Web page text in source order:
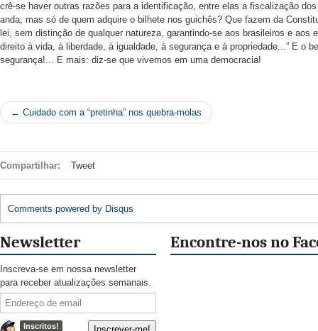
crê-se haver outras razões para a identificação, entre elas a fiscalização
anda; mas só de quem adquire o bilhete nos guichês? Que fazem da
lei, sem distinção de qualquer natureza, garantindo-se aos brasileiros e
direito à vida, à liberdade, à igualdade, à segurança e à propriedade...” E o
segurança!... E mais: diz-se que vivemos em uma democracia!
← Cuidado com a “pretinha” nos quebra-molas
Compartilhar: Tweet
Comments powered by Disqus
Newsletter
Inscreva-se em nossa newsletter
para receber atualizações semanais.
Inscritos!
Encontre-nos no